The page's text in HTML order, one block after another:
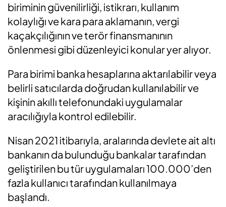
biriminin güvenilirliği, istikrarı, kullanım
kolaylığı ve kara para aklamanın, vergi
kaçakçılığının ve terör finansmanının
önlenmesi gibi düzenleyici konular yer alıyor.
Para birimi banka hesaplarına aktarılabilir veya
belirli satıcılarda doğrudan kullanılabilir ve
kişinin akıllı telefonundaki uygulamalar
aracılığıyla kontrol edilebilir.
Nisan 2021 itibarıyla, aralarında devlete ait altı
bankanın da bulunduğu bankalar tarafından
geliştirilen bu tür uygulamaları 100.000’den
fazla kullanıcı tarafından kullanılmaya
başlandı.